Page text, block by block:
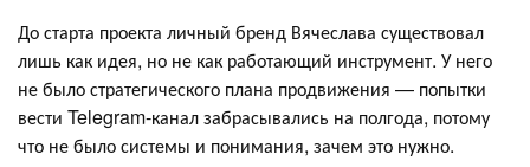
До старта проекта личный бренд Вячеслава существовал
лишь как идея, но не как работающий инструмент. У него
не было стратегического плана продвижения — попытки
вести Telegram-канал забрасывались на полгода, потому
что не было системы и понимания, зачем это нужно.